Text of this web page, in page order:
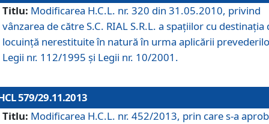
Titlu: Modificarea H.C.L. nr. 320 din 31.05.2010, privind
vânzarea de către S.C. RIAL S.R.L. a spaţiilor cu destinaţia
locuinţă nerestituite în natură în urma aplicării
Legii nr. 112/1995 şi Legii nr. 10/2001.
579/29.11.2013
Titlu: Modificarea H.C.L. nr. 452/2013, prin care s-a